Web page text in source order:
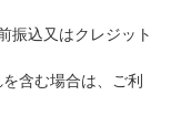
振込又はクレジット
含む場合は、ご利